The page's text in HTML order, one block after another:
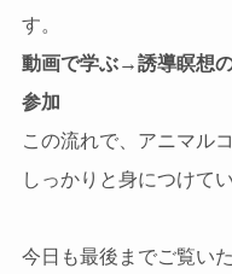
す。
動画で学ぶ→誘導瞑想
参加
この流れで、アニマル
しっかりと身につけて
今日も最後までご覧い